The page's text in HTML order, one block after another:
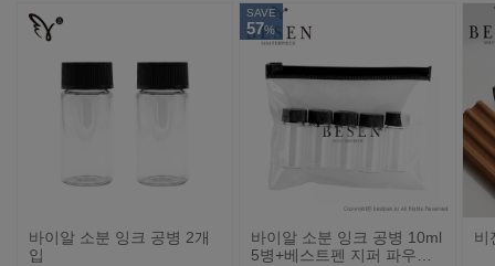
바이알 소분 잉크 공병 2개
입
SAVE
57%
바이알 소분 잉크 공병 10ml
5병+베스트펜 지퍼 파우치
비